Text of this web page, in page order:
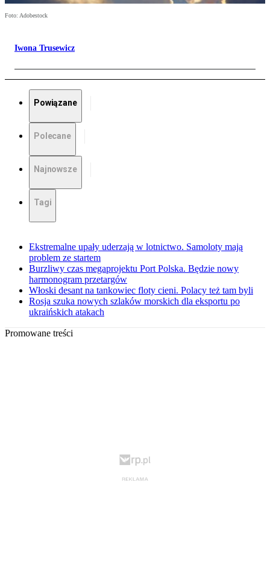
Foto: Adobestock
Iwona Trusewicz
Powiązane
Polecane
Najnowsze
Tagi
Ekstremalne upały uderzają w lotnictwo. Samoloty mają
problem ze startem
Burzliwy czas megaprojektu Port Polska. Będzie nowy
harmonogram przetargów
Włoski desant na tankowiec floty cieni. Polacy też tam byli
Rosja szuka nowych szlaków morskich dla eksportu po
ukraińskich atakach
Promowane treści